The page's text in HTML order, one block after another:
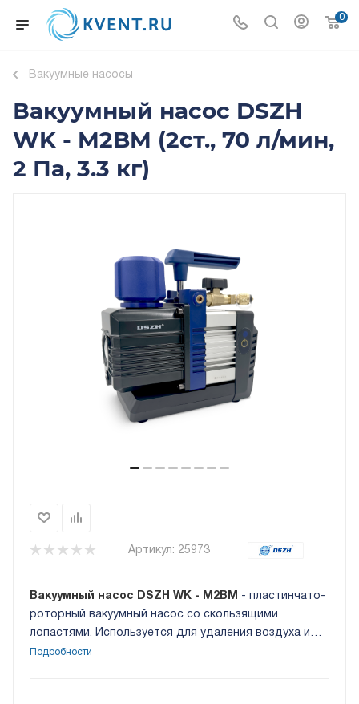
0
Вакуумные насосы
Вакуумный насос DSZH
WK - M2BM (2ст., 70 л/мин,
2 Па, 3.3 кг)
Артикул: 25973
Вакуумный насос DSZH WK - M2BM
- пластинчато-
роторный вакуумный насос со скользящими
лопастями. Используется для удаления воздуха и
влаги из фреоновых контуров систем
Подробности